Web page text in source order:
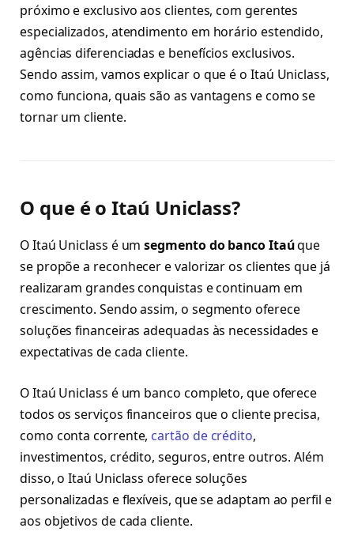
próximo e exclusivo aos clientes, com gerentes
especializados, atendimento em horário estendido,
agências diferenciadas e benefícios exclusivos.
Sendo assim, vamos explicar o que é o Itaú Uniclass,
como funciona, quais são as vantagens e como se
tornar um cliente.
O que é o Itaú Uniclass?
O Itaú Uniclass é umsegmento do banco Itaúque
se propõe a reconhecer e valorizar os clientes que já
realizaram grandes conquistas e continuam em
crescimento. Sendo assim, o segmento oferece
soluções financeiras adequadas às necessidades e
expectativas de cada cliente.
O Itaú Uniclass é um banco completo, que oferece
todos os serviços financeiros que o cliente precisa,
como conta corrente, cartão de crédito,
investimentos, crédito, seguros, entre outros. Além
disso, o Itaú Uniclass oferece soluções
personalizadas e flexíveis, que se adaptam ao perfil e
aos objetivos de cada cliente.